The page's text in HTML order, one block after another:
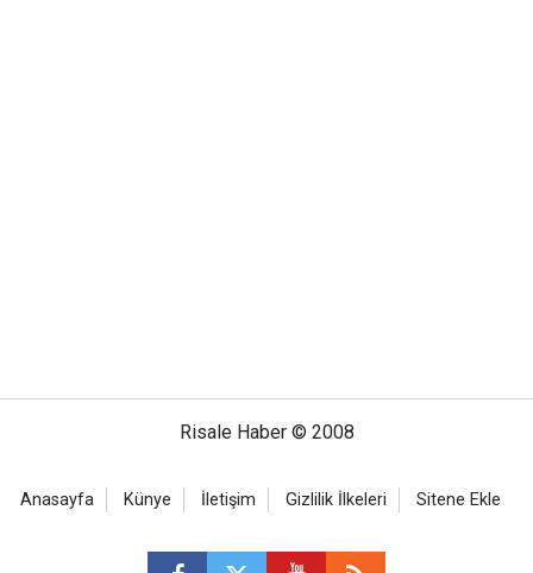
Risale Haber © 2008
Anasayfa Künye İletişim Gizlilik İlkeleri Sitene Ekle